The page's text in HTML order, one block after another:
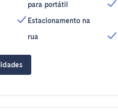
para portátil
Estacionamento na
rua